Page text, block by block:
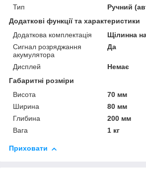
Тип
Ручний
Додаткові функції та характеристики
Додаткова комплектація
Щілинна
Сигнал розряджання
акумулятора
Да
Дисплей
Немає
Габаритні розміри
Висота
70 мм
Ширина
80 мм
Глибина
200 мм
Вага
1 кг
Приховати